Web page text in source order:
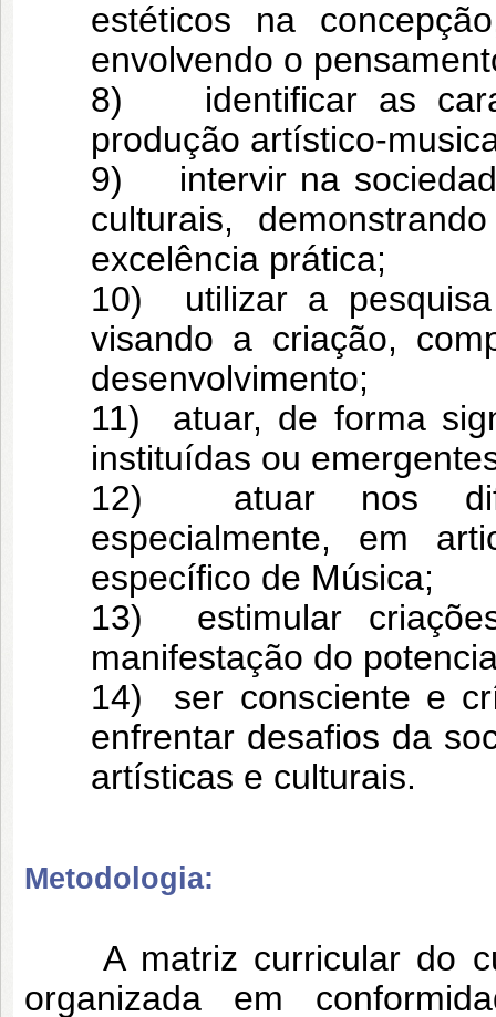
estéticos na
envolvendo o
8) identificar as
produção artístico-
9) intervir na
culturais,
excelência prática;
10) utilizar a
visando a criação,
desenvolvimento;
11) atuar, de forma
instituídas ou
12) atuar nos
especialmente, em
específico de Música;
13) estimular
manifestação do
14) ser consciente e
enfrentar desafios da
artísticas e culturais.
Metodologia:
A matriz curricular do
organizada em